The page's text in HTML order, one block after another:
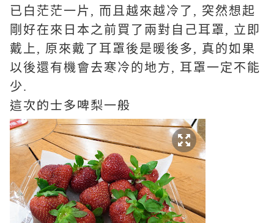
已白茫茫一片, 而且越來越冷了, 突然想起
剛好在來日本之前買了兩對自己耳罩, 立即
戴上, 原來戴了耳罩後是暖後多, 真的如果
以後還有機會去寒冷的地方, 耳罩一定不能
少.
這次的士多啤梨一般